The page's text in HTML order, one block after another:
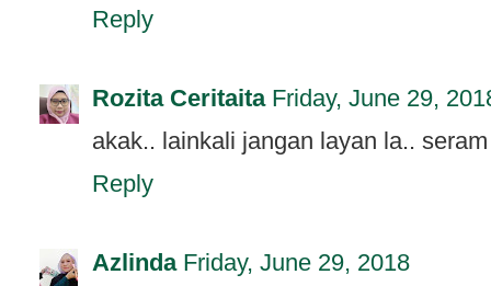
Reply
Rozita Ceritaita Friday, June 29,
akak.. lainkali jangan layan la..
Reply
Azlinda Friday, June 29, 2018